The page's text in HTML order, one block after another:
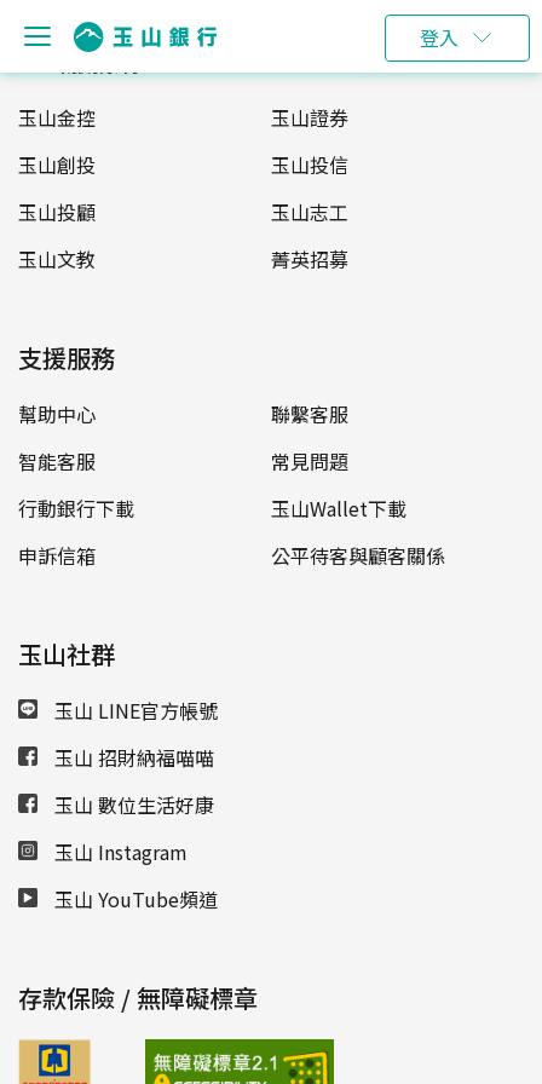
登入
玉山服務網
玉山金控
玉山證券
玉山創投
玉山投信
玉山投顧
玉山志工
玉山文教
菁英招募
支援服務
幫助中心
聯繫客服
智能客服
常見問題
行動銀行下載
玉山Wallet下載
申訴信箱
公平待客與顧客關係
玉山社群
玉山 LINE官方帳號
玉山 招財納福喵喵
玉山 數位生活好康
玉山 Instagram
玉山 YouTube頻道
存款保險 / 無障礙標章